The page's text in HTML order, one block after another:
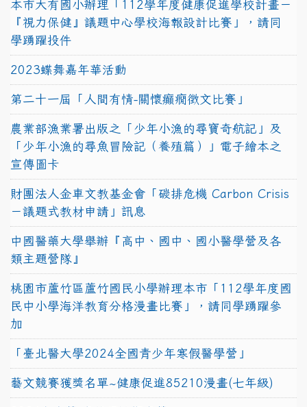
本市大有國小辦理「112學年度健康促進學校計畫－
『視力保健』議題中心學校海報設計比賽」，請同
學踴躍投件
2023蝶舞嘉年華活動
第二十一屆「人間有情-關懷癲癇徵文比賽」
農業部漁業署出版之「少年小漁的尋寶奇航記」及
「少年小漁的尋魚冒險記（養殖篇）」電子繪本之
宣傳圖卡
財團法人金車文教基金會「碳排危機 Carbon Crisis
－議題式教材申請」訊息
中國醫藥大學舉辦『高中、國中、國小醫學營及各
類主題營隊』
桃園市蘆竹區蘆竹國民小學辦理本市「112學年度國
民中小學海洋教育分格漫畫比賽」，請同學踴躍參
加
「臺北醫大學2024全國青少年寒假醫學營」
藝文競賽獲獎名單~健康促進85210漫畫(七年級)